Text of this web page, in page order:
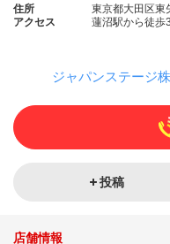
住所
東京都大田区東
アクセス
蓮沼駅から徒歩
ジャパンステージ
投稿
店舗情報